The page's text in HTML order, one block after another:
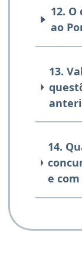
12.
ao
13.
14.
e